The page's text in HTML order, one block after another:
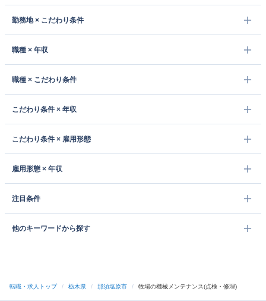
勤務地 × こだわり条件
職種 × 年収
職種 × こだわり条件
こだわり条件 × 年収
こだわり条件 × 雇用形態
雇用形態 × 年収
注目条件
他のキーワードから探す
転職・求人トップ / 栃木県 / 那須塩原市 / 牧場の機械メンテナンス(点検・修理)